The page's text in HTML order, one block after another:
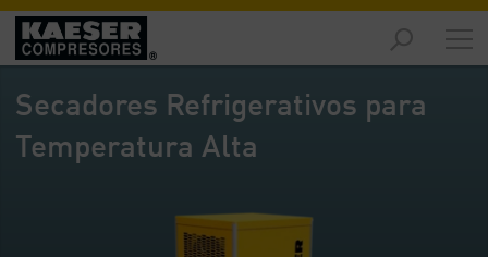
Productos
y
soluciones
-
Contenido
Secadores Refrigerativos para
Temperatura Alta